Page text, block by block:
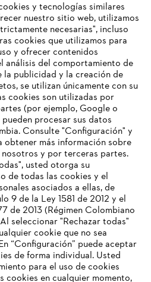
#STIHLCOLOMBIA
NO ES
no es compatible con
puedas disfrutar de nuestro
siguientes navegadores:
y tecnologías similares
nuestro sitio web, utilizamos
necesarias", incluso
cookies que utilizamos para
y ofrecer contenidos
análisis del comportamiento de
la publicidad y la creación de
se utilizan únicamente con su
cookies son utilizadas por
(por ejemplo, Google o
procesar sus datos
Consulte "Configuración" y
más información sobre
y por terceras partes.
usted otorga su
de todas las cookies y el
asociados a ellas, de
9 de la Ley 1581 de 2012 y el
de 2013 (Régimen Colombiano
seleccionar "Rechazar todas"
cookie que no sea
“Configuración” puede aceptar
de forma individual. Usted
para el uso de cookies
cookies en cualquier momento,